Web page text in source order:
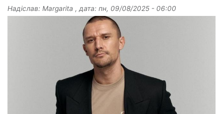
Надіслав: Margarita , дата: пн, 09/08/2025 - 06:00